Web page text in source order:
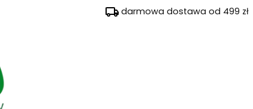
darmowa dostawa od 499 zł